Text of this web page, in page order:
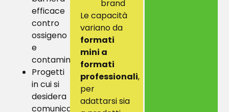
efficace
contro
ossigeno
e
contaminazioni
Progetti
in cui si
desidera
comunicare
brand
Le capacità
variano da
formati
mini a
formati
professionali,
per
adattarsi sia